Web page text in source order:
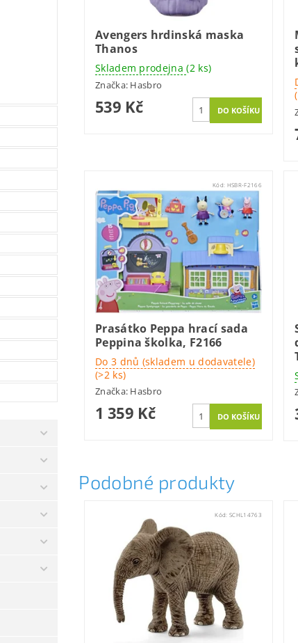
Avengers hrdinská maska
Thanos
Skladem prodejna(2 ks)
Značka: Hasbro
539 Kč
Kód: HSBR-F2166
Prasátko Peppa hrací sada
Peppina školka, F2166
Do 3 dnů (skladem u dodavatele)
(>2 ks)
Značka: Hasbro
1 359 Kč
Podobné produkty
Kód:SCHL14763